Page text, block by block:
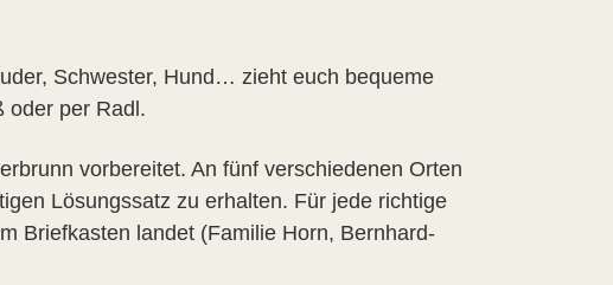
Schwester, Hund… zieht euch bequeme
oder per Radl.
vorbereitet. An fünf verschiedenen Orten
Lösungssatz zu erhalten. Für jede richtige
Briefkasten landet (Familie Horn, Bernhard-